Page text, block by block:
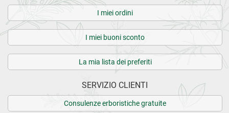
I miei ordini
I miei buoni sconto
La mia lista dei preferiti
SERVIZIO CLIENTI
Consulenze erboristiche gratuite